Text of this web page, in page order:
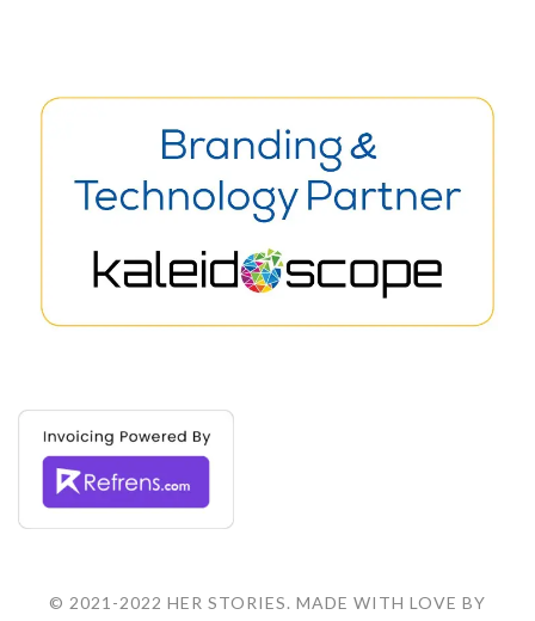
© 2021-2022 HER STORIES. MADE WITH LOVE BY